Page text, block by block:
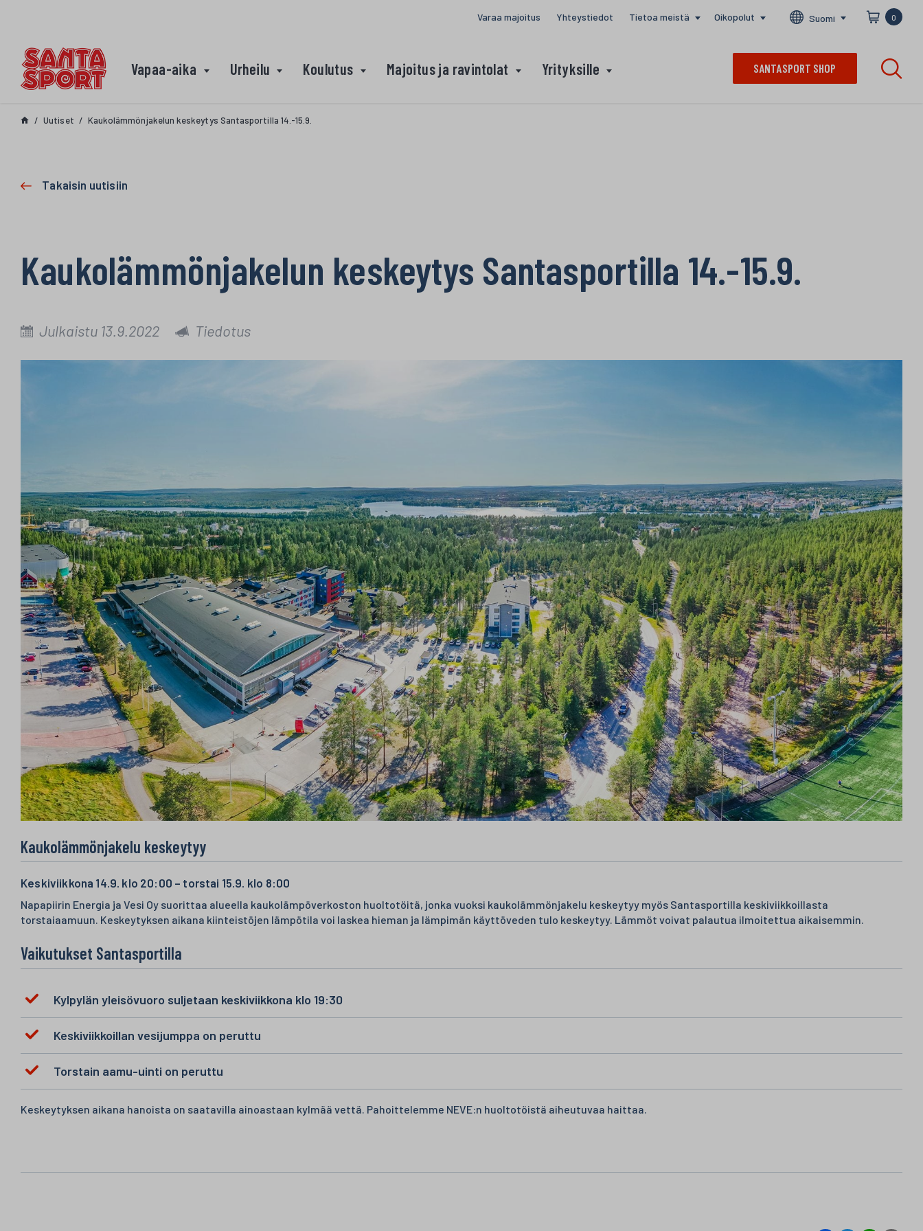
Varaa majoitus Yhteystiedot Tietoa meistä Oikopolut Suomi 0
Vapaa-aika Urheilu Koulutus Majoitus ja ravintolat Yrityksille SANTASPORT SHOP
Uutiset Kaukolämmönjakelun keskeytys Santasportilla 14.-15.9.
Takaisin uutisiin
Kaukolämmönjakelun keskeytys Santasportilla 14.-15.9.
Julkaistu 13.9.2022 Tiedotus
Kaukolämmönjakelu keskeytyy
Keskiviikkona 14.9. klo 20:00 – torstai 15.9. klo 8:00
Napapiirin Energia ja Vesi Oy suorittaa alueella kaukolämpöverkoston huoltotöitä, jonka vuoksi kaukolämmönjakelu keskeytyy myös Santasportilla keskiviikkoillasta
torstaiaamuun. Keskeytyksen aikana kiinteistöjen lämpötila voi laskea hieman ja lämpimän käyttöveden tulo keskeytyy. Lämmöt voivat palautua ilmoitettua aikaisemmin.
Vaikutukset Santasportilla
Kylpylän yleisövuoro suljetaan keskiviikkona klo 19:30
Keskiviikkoillan vesijumppa on peruttu
Torstain aamu-uinti on peruttu
Keskeytyksen aikana hanoista on saatavilla ainoastaan kylmää vettä. Pahoittelemme NEVE:n huoltotöistä aiheutuvaa haittaa.